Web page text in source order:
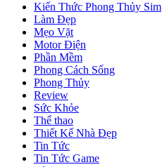
Kiến Thức Phong Thủy Sim
Làm Đẹp
Mẹo Vặt
Motor Điện
Phần Mềm
Phong Cách Sống
Phong Thủy
Review
Sức Khỏe
Thể thao
Thiết Kế Nhà Đẹp
Tin Tức
Tin Tức Game